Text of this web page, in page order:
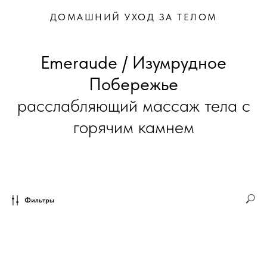
ДОМАШНИЙ УХОД ЗА ТЕЛОМ
Emeraude / Изумрудное
Побережье
расслабляющий массаж тела с
горячим камнем
Фильтры